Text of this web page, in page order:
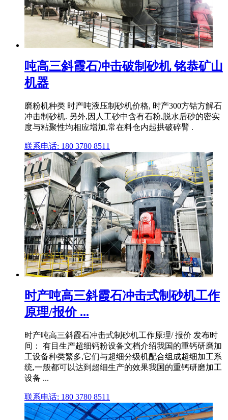
吨高三斜霞石冲击破制砂机 铭恭矿山
机器
磨粉机种类 时产吨液压制砂机价格, 时产300方钴方解石
冲击制砂机. 另外,因人工砂中含有石粉,脱水后砂的密实
度与粘聚性均相应增加,常在料仓内起拱破碎臂 .
联系电话: 180 3780 8511
时产吨高三斜霞石冲击式制砂机工作
原理/报价 ...
时产吨高三斜霞石冲击式制砂机工作原理/ 报价 发布时
间： 有目生产超细钙粉设备文档介绍我国的重钙研磨加
工设备种类繁多,它们与超细分级机配合组成超细加工系
统,一般都可以达到超细生产的效果我国的重钙研磨加工
设备 ...
联系电话: 180 3780 8511